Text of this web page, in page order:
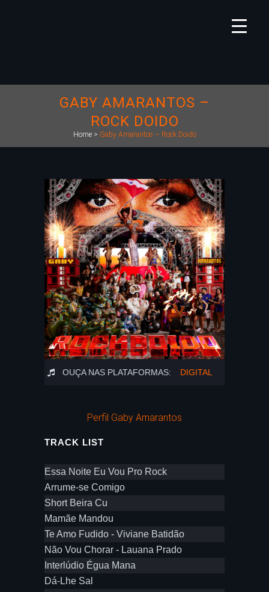
GABY AMARANTOS –
ROCK DOIDO
Home> Gaby Amarantos – Rock Doido
OUÇA NAS PLATAFORMAS: DIGITAL
Perfil Gaby Amarantos
TRACK LIST
Essa Noite Eu Vou Pro Rock
Arrume-se Comigo
Short Beira Cu
Mamãe Mandou
Te Amo Fudido - Viviane Batidão
Não Vou Chorar - Lauana Prado
Interlúdio Égua Mana
Dá-Lhe Sal